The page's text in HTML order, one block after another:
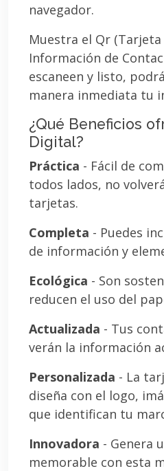
navegador.
Muestra el Qr
Información de
escaneen y listo,
manera inmediata tu
¿Qué Beneficios
Digital?
Práctica - Fácil de
todos lados, no
tarjetas.
Completa - Puedes
de información y
Ecológica - Son
reducen el uso del
Actualizada - Tus
verán la información
Personalizada - La
diseña con el logo,
que identifican tu
Innovadora - Genera
memorable con esta